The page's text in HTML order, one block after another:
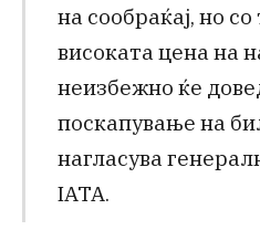
на сообраќај, но
високата цена на
неизбежно ќе
поскапување на
нагласува
IATA.